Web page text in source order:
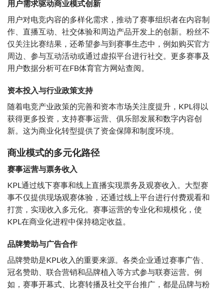
用户需求驱动商业模式创新
用户对电竞内容的多样化需求，推动了赛事组织者在内容制
作、直播互动、社交体验和周边产品开发上的创新。粉丝不
仅关注比赛结果，还希望参与到赛事生态中，例如购买官方
周边、参与互动活动或通过虚拟平台进行社交。更多赛事及
用户数据分析可在FB体育官方网站查阅。
资本投入与行业政策支持
随着电竞产业政策的完善和资本市场关注度提升，KPL得以
获得更多投资，支持赛事运营、俱乐部发展和数字内容创
新。这为商业化转型提供了资金保障和制度环境。
商业模式的多元化路径
赛事运营与票务收入
KPL通过线下赛事和线上直播实现票务及观赛收入。大型赛
事不仅提供现场观赛体验，还通过线上平台进行付费观看和
打赏，实现收入多元化。赛事运营的专业化和规模化，使
KPL在商业化进程中保持稳定收益。
品牌赞助与广告合作
品牌赞助是KPL收入的重要来源。各类企业通过赛事广告、
冠名赞助、联合营销和品牌植入等方式参与联赛运营。例
如，赛事开幕式、比赛转播及社交平台推广，都是品牌与粉